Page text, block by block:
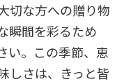
切な方への贈り物
瞬間を彩るため
い。この季節、恵
しさは、きっと皆